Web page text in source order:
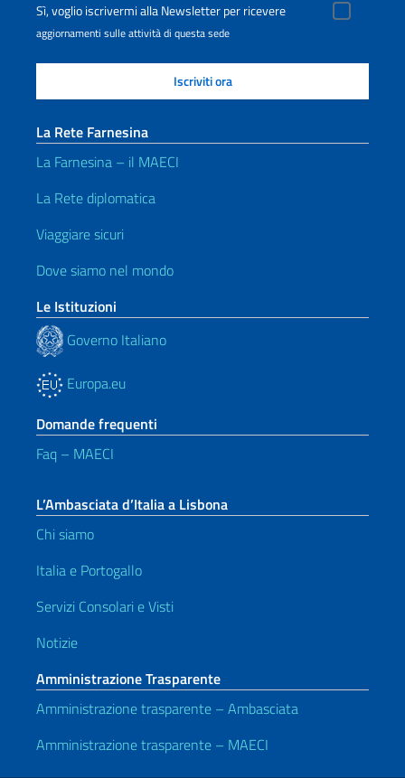
Sì, voglio iscrivermi alla Newsletter per ricevere
aggiornamenti sulle attività di questa sede
La Rete Farnesina
La Farnesina – il MAECI
La Rete diplomatica
Viaggiare sicuri
Dove siamo nel mondo
Le Istituzioni
Governo Italiano
Europa.eu
Domande frequenti
Faq – MAECI
L’Ambasciata d’Italia a Lisbona
Chi siamo
Italia e Portogallo
Servizi Consolari e Visti
Notizie
Amministrazione Trasparente
Amministrazione trasparente – Ambasciata
Amministrazione trasparente – MAECI